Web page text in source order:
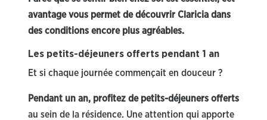
avantage vous permet de découvrir Claricia dans
des conditions encore plus agréables.
Les petits-déjeuners offerts pendant 1 an
Et si chaque journée commençait en douceur ?
Pendant un an, profitez de petits-déjeuners offerts
au sein de la résidence. Une attention qui apporte